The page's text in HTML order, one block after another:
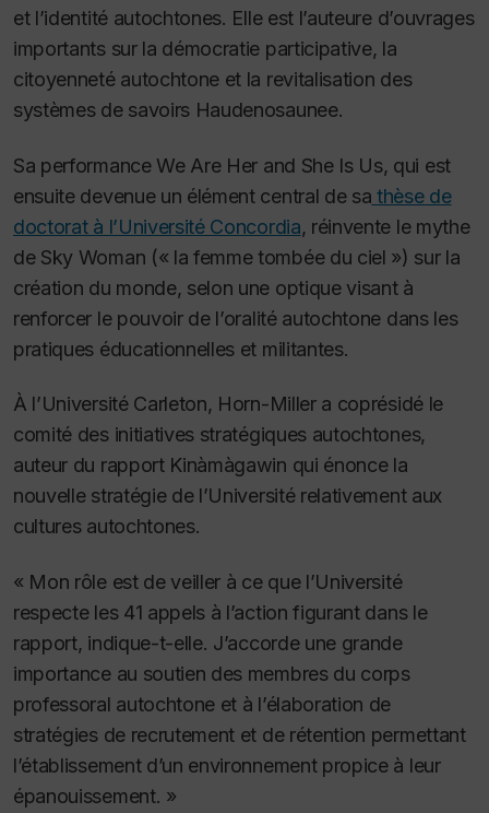
et l’identité autochtones. Elle est l’auteure d’ouvrages
importants sur la démocratie participative, la
citoyenneté autochtone et la revitalisation des
systèmes de savoirs Haudenosaunee.
Sa performanceWe Are Her and She Is Us, qui est
ensuite devenue un élément central de sa thèse de
doctorat à l’Université Concordia, réinvente le mythe
de Sky Woman (« la femme tombée du ciel ») sur la
création du monde, selon une optique visant à
renforcer le pouvoir de l’oralité autochtone dans les
pratiques éducationnelles et militantes.
À l’Université Carleton, Horn-Miller a coprésidé le
comité des initiatives stratégiques autochtones,
auteur du rapport Kinàmàgawin qui énonce la
nouvelle stratégie de l’Université relativement aux
cultures autochtones.
« Mon rôle est de veiller à ce que l’Université
respecte les 41 appels à l’action figurant dans le
rapport, indique-t-elle. J’accorde une grande
importance au soutien des membres du corps
professoral autochtone et à l’élaboration de
stratégies de recrutement et de rétention permettant
l’établissement d’un environnement propice à leur
épanouissement. »